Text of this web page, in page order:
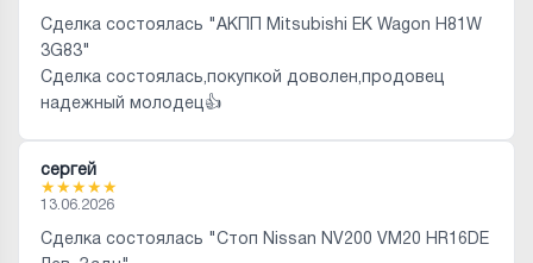
Сделка состоялась "АКПП Mitsubishi EK Wagon H81W
3G83"
Сделка состоялась,покупкой доволен,продовец
надежный молодец👍
сергей
★★★★★
13.06.2026
Сделка состоялась "Стоп Nissan NV200 VM20 HR16DE